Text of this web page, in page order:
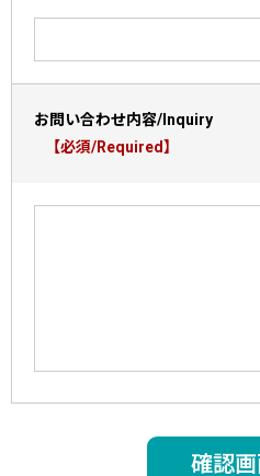
お問い合わせ内容/Inquiry
【必須/Required】